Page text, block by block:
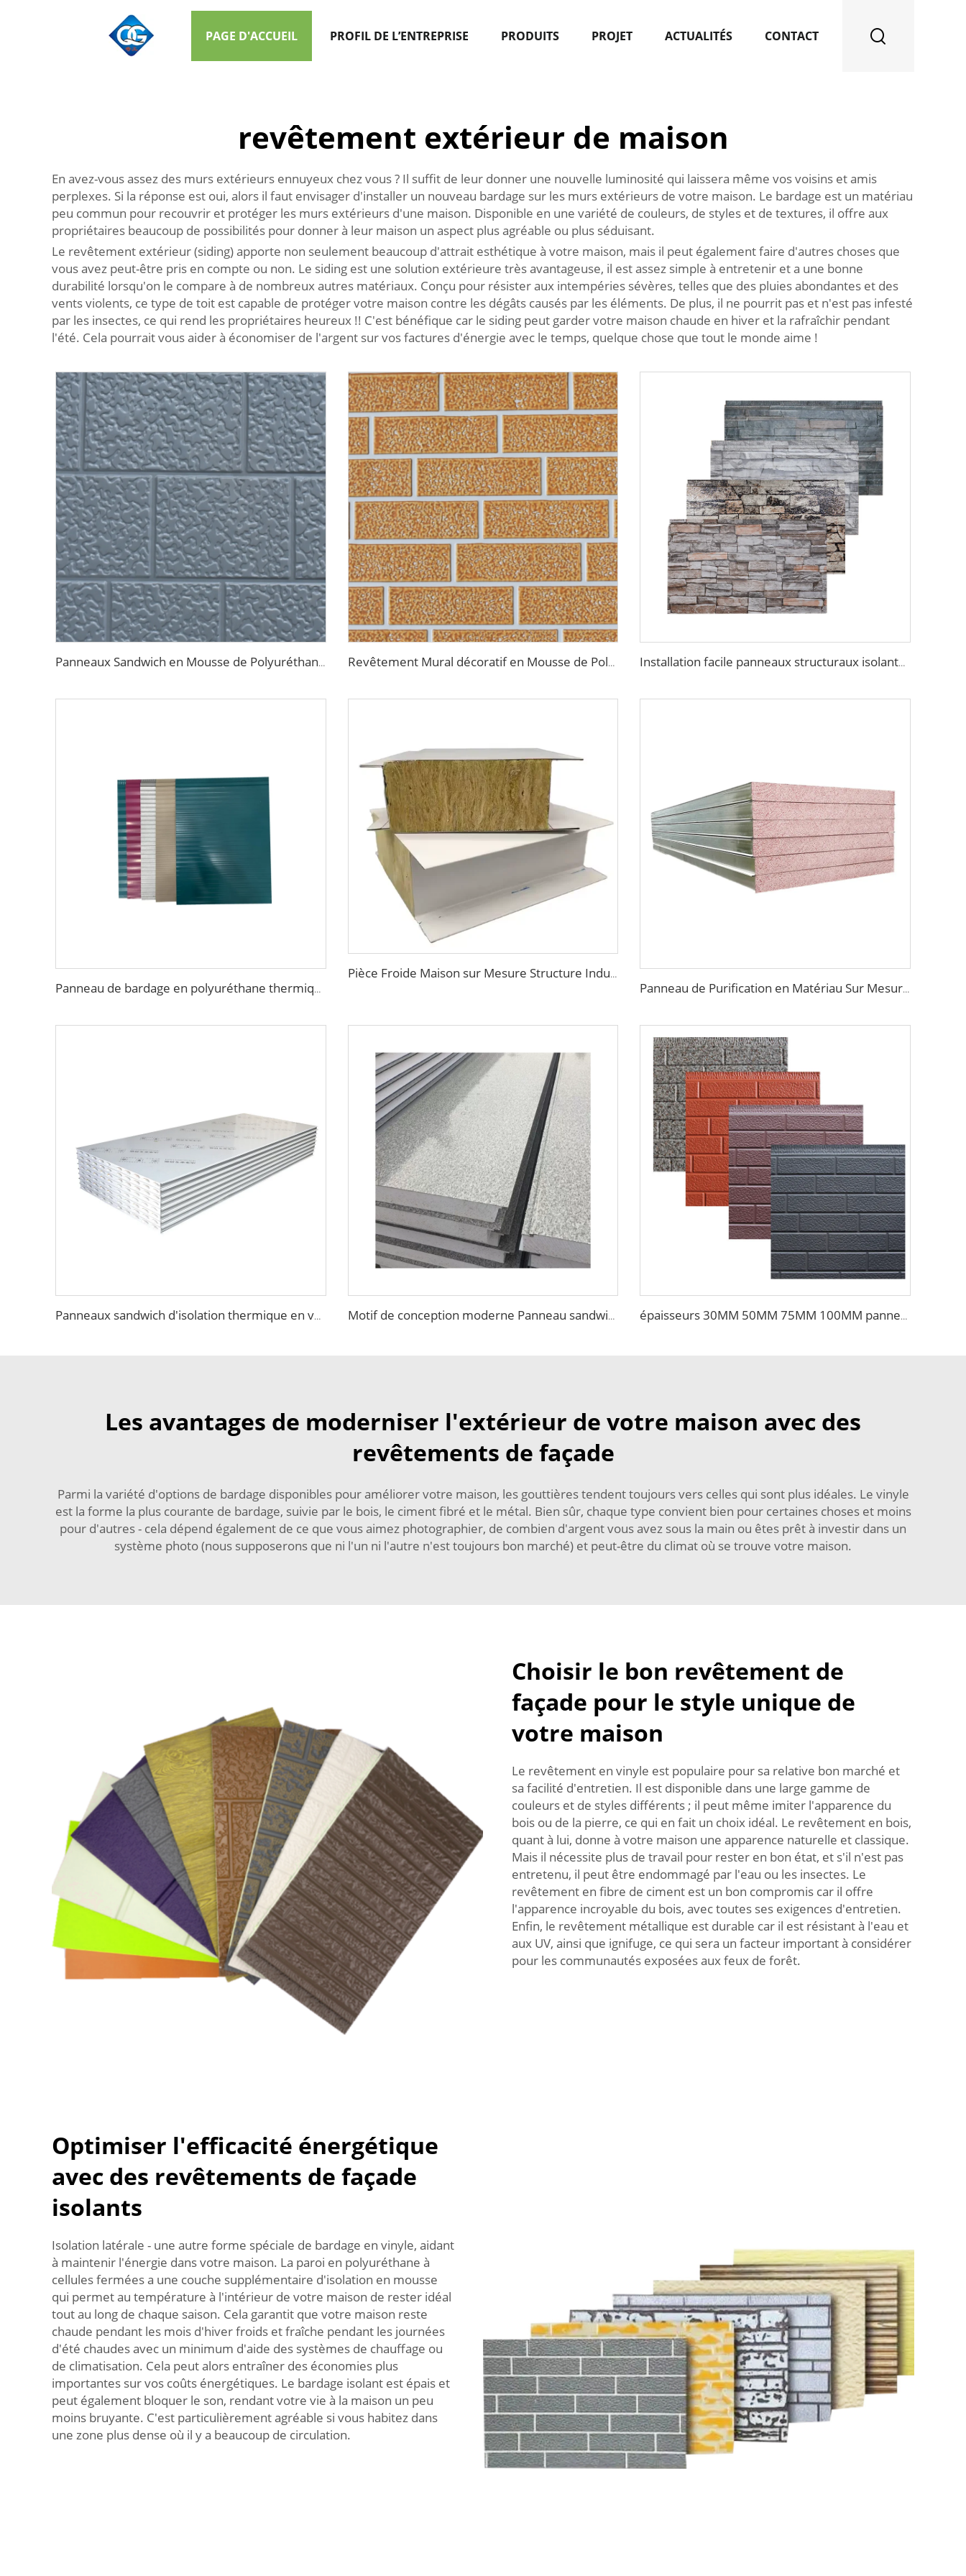
PAGE D'ACCUEIL PROFIL DE L’ENTREPRISE PRODUITS PROJET ACTUALITÉS CONTACT
revêtement extérieur de maison
En avez-vous assez des murs extérieurs ennuyeux chez vous ? Il suffit de leur donner une nouvelle luminosité qui laissera même vos voisins et amis
perplexes. Si la réponse est oui, alors il faut envisager d'installer un nouveau bardage sur les murs extérieurs de votre maison. Le bardage est un matériau
peu commun pour recouvrir et protéger les murs extérieurs d'une maison. Disponible en une variété de couleurs, de styles et de textures, il offre aux
propriétaires beaucoup de possibilités pour donner à leur maison un aspect plus agréable ou plus séduisant.
Le revêtement extérieur (siding) apporte non seulement beaucoup d'attrait esthétique à votre maison, mais il peut également faire d'autres choses que
vous avez peut-être pris en compte ou non. Le siding est une solution extérieure très avantageuse, il est assez simple à entretenir et a une bonne
durabilité lorsqu'on le compare à de nombreux autres matériaux. Conçu pour résister aux intempéries sévères, telles que des pluies abondantes et des
vents violents, ce type de toit est capable de protéger votre maison contre les dégâts causés par les éléments. De plus, il ne pourrit pas et n'est pas infesté
par les insectes, ce qui rend les propriétaires heureux !! C'est bénéfique car le siding peut garder votre maison chaude en hiver et la rafraîchir pendant
l'été. Cela pourrait vous aider à économiser de l'argent sur vos factures d'énergie avec le temps, quelque chose que tout le monde aime !
Panneaux Sandwich en Mousse de Polyuréthane Métalliques Sculptés pour Revêtement Extérieur Panneaux Isolants Décoratifs pour Maisonnette Revêtement Mural décoratif en Mousse de Polyuréthane Imitation Brique Ignifuge Panneaux Sandwich Métalliques Isolants sans Joints Installation facile panneaux structuraux isolants panneau métallique décoratif mur maison matériaux de construction
Panneau de bardage en polyuréthane thermique Panneau métallique en polyuréthane ignifuge panneau sandwich réducteur de bruit
Pièce Froide Maison sur Mesure Structure Industrielle en Acier Sandwich Panneaux de Laine de Roche pour Isolation en Construction
Panneau de Purification en Matériau Sur Mesure pour Paroi de Chambre Froide, Salle Blanche, Étanche et Résistant au Feu, Panneau Sandwich Artisanal
Panneaux sandwich d'isolation thermique en verre creux magnesium pour intérieur, destinés aux salles propres sans poussière Motif de conception moderne Panneau sandwich mural extérieur Siding léger Isolation panneau sandwich Faux pierre mur extérieur épaisseurs 30MM 50MM 75MM 100MM panneau sandwich EPS pour murs et bardages pour bâtiments en acier
Les avantages de moderniser l'extérieur de votre maison avec des
revêtements de façade
Parmi la variété d'options de bardage disponibles pour améliorer votre maison, les gouttières tendent toujours vers celles qui sont plus idéales. Le vinyle
est la forme la plus courante de bardage, suivie par le bois, le ciment fibré et le métal. Bien sûr, chaque type convient bien pour certaines choses et moins
pour d'autres - cela dépend également de ce que vous aimez photographier, de combien d'argent vous avez sous la main ou êtes prêt à investir dans un
système photo (nous supposerons que ni l'un ni l'autre n'est toujours bon marché) et peut-être du climat où se trouve votre maison.
Choisir le bon revêtement de
façade pour le style unique de
votre maison
Le revêtement en vinyle est populaire pour sa relative bon marché et
sa facilité d'entretien. Il est disponible dans une large gamme de
couleurs et de styles différents ; il peut même imiter l'apparence du
bois ou de la pierre, ce qui en fait un choix idéal. Le revêtement en bois,
quant à lui, donne à votre maison une apparence naturelle et classique.
Mais il nécessite plus de travail pour rester en bon état, et s'il n'est pas
entretenu, il peut être endommagé par l'eau ou les insectes. Le
revêtement en fibre de ciment est un bon compromis car il offre
l'apparence incroyable du bois, avec toutes ses exigences d'entretien.
Enfin, le revêtement métallique est durable car il est résistant à l'eau et
aux UV, ainsi que ignifuge, ce qui sera un facteur important à considérer
pour les communautés exposées aux feux de forêt.
Optimiser l'efficacité énergétique
avec des revêtements de façade
isolants
Isolation latérale - une autre forme spéciale de bardage en vinyle, aidant
à maintenir l'énergie dans votre maison. La paroi en polyuréthane à
cellules fermées a une couche supplémentaire d'isolation en mousse
qui permet au température à l'intérieur de votre maison de rester idéal
tout au long de chaque saison. Cela garantit que votre maison reste
chaude pendant les mois d'hiver froids et fraîche pendant les journées
d'été chaudes avec un minimum d'aide des systèmes de chauffage ou
de climatisation. Cela peut alors entraîner des économies plus
importantes sur vos coûts énergétiques. Le bardage isolant est épais et
peut également bloquer le son, rendant votre vie à la maison un peu
moins bruyante. C'est particulièrement agréable si vous habitez dans
une zone plus dense où il y a beaucoup de circulation.